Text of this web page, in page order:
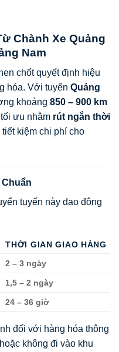
Chành Xe Quảng
Nam
chốt quyết định hiệu
hóa. Với tuyến Quảng
khoảng 850 – 900 km
ưu nhằm rút ngắn thời
kiệm chi phí cho
Chuẩn
tuyến này dao động
THỜI GIAN GIAO HÀNG
2 – 3 ngày
1,5 – 2 ngày
24 – 36 giờ
đối với hàng hóa thông
không đi vào khu